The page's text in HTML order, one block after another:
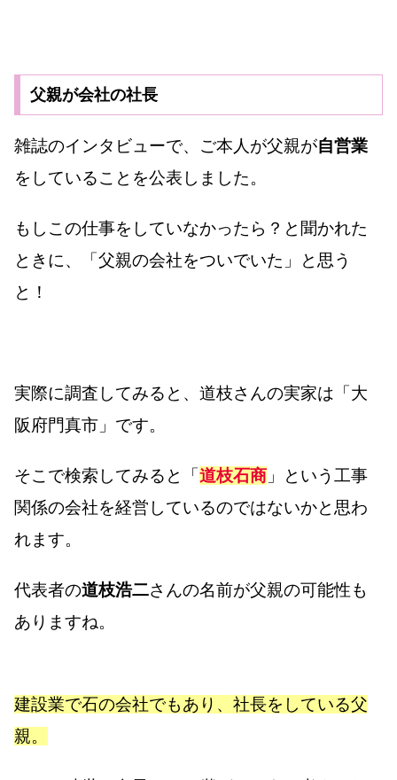
父親が会社の社長
雑誌のインタビューで、ご本人が父親が自営業
をしていることを公表しました。
もしこの仕事をしていなかったら？と聞かれた
ときに、「父親の会社をついでいた」と思う
と！
実際に調査してみると、道枝さんの実家は「大
阪府門真市」です。
そこで検索してみると「 道枝石商 」という工事
関係の会社を経営しているのではないかと思わ
れます。
代表者の道枝浩二さんの名前が父親の可能性も
ありますね。
建設業で石の会社でもあり、社長をしている父
親。